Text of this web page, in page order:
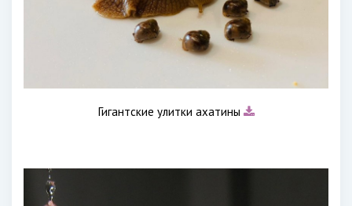
Гигантские улитки ахатины